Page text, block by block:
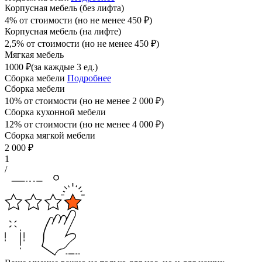
Корпусная мебель (без лифта)
4% от стоимости (но не менее 450 ₽)
Корпусная мебель (на лифте)
2,5% от стоимости (но не менее 450 ₽)
Мягкая мебель
1000 ₽(за каждые 3 ед.)
Сборка мебели Подробнее
Сборка мебели
10% от стоимости (но не менее 2 000 ₽)
Сборка кухонной мебели
12% от стоимости (но не менее 4 000 ₽)
Сборка мягкой мебели
2 000 ₽
1
/